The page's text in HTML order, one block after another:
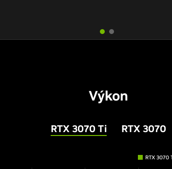
Výkon
RTX 3070 Ti RTX 3070
RTX 3070